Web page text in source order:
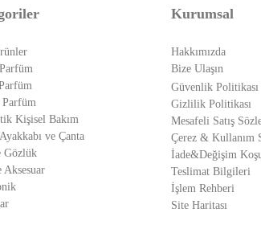
Parfüm
Kişisel Bakım
ve Çanta
Gözlük
Aksesuar
Kurumsal
Hakkımızda
Bize Ulaşın
Güvenlik Politikası
Gizlilik Politikası
Mesafeli Satış
Çerez & Kullanım
İade&Değişim
Teslimat Bilgileri
İşlem Rehberi
Site Haritası